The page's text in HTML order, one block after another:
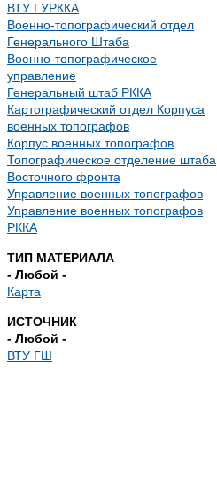
з
д
е
с
ь
ВТУ ГУРККА
Военно-топографический отдел
Генерального Штаба
Военно-топографическое
управление
Генеральный штаб РККА
Картографический отдел Корпуса
военных топографов
Корпус военных топографов
Топографическое отделение штаба
Восточного фронта
Управление военных топографов
Управление военных топографов
РККА
ТИП МАТЕРИАЛА
- Любой -
Карта
ИСТОЧНИК
- Любой -
ВТУ ГШ